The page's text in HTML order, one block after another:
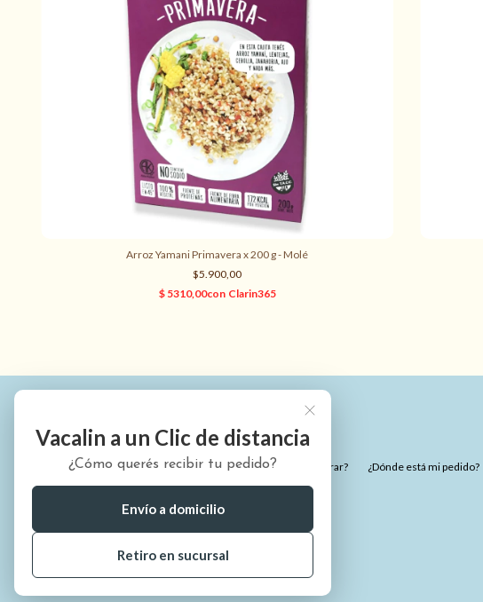
Arroz Yamani Primavera x 200 g - Molé
$5.900,00
Vacalin a un Clic de distancia
¿Cómo querés recibir tu pedido?
Envío a domicilio
Retiro en sucursal
¿Quiénes somos? ¿Cómo comprar? ¿Dónde está mi pedido?